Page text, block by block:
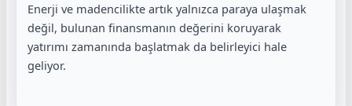
Enerji ve madencilikte artık yalnızca paraya ulaşmak
değil, bulunan finansmanın değerini koruyarak
yatırımı zamanında başlatmak da belirleyici hale
geliyor.